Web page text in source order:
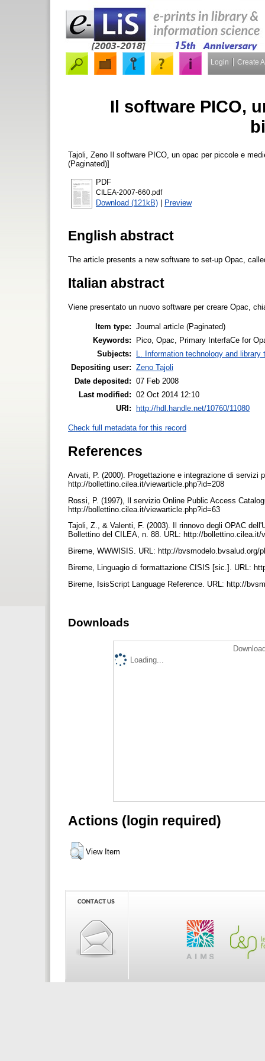
Login Create
Il software PICO,
Tajoli, Zeno Il software PICO, un opac per piccole e
(Paginated)]
PDF
CILEA-2007-660.pdf
Download (121kB) | Preview
English abstract
The article presents a new software to set-up Opac,
Italian abstract
Viene presentato un nuovo software per creare Opac,
Item type: Journal article (Paginated)
Keywords:
Pico, Opac, Primary InterfaCe for
Subjects:
L. Information technology and library
Depositing user: Zeno Tajoli
Date deposited: 07 Feb 2008
Last modified: 02 Oct 2014 12:10
URI:
http://hdl.handle.net/10760/11080
Check full metadata for this record
References
Arvati, P. (2000). Progettazione e integrazione di servizi
http://bollettino.cilea.it/viewarticle.php?id=208
Rossi, P. (1997), Il servizio Online Public Access
http://bollettino.cilea.it/viewarticle.php?id=63
Tajoli, Z., & Valenti, F. (2003). Il rinnovo degli OPAC
Bollettino del CILEA, n. 88. URL: http://
Bireme, WWWISIS. URL: http://
Bireme, Linguagio di formattazione CISIS [sic.]. URL:
Bireme, IsisScript Language Reference. URL: http://
Downloads
Loading...
Actions (login required)
View Item